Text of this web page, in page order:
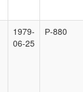
1979-
06-25
Р-880